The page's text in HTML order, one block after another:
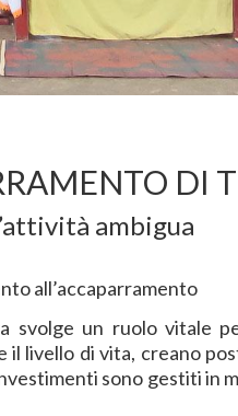
DI
ambigua
all’accaparramento
svolge un ruolo vitale
livello di vita, creano
sono gestiti in